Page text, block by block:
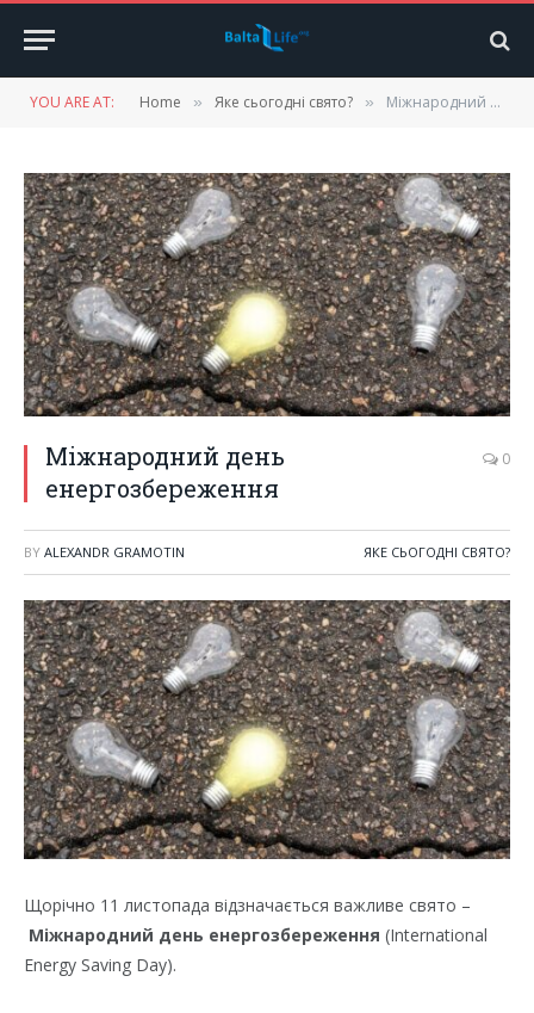
YOU ARE AT: Home » Яке сьогодні свято? » Міжнародний день енергозбереження
Міжнародний день
енергозбереження
0
BY ALEXANDR GRAMOTIN ЯКЕ СЬОГОДНІ СВЯТО?
Щорічно 11 листопада відзначається важливе свято –
Міжнародний день енергозбереження (International
Energy Saving Day).